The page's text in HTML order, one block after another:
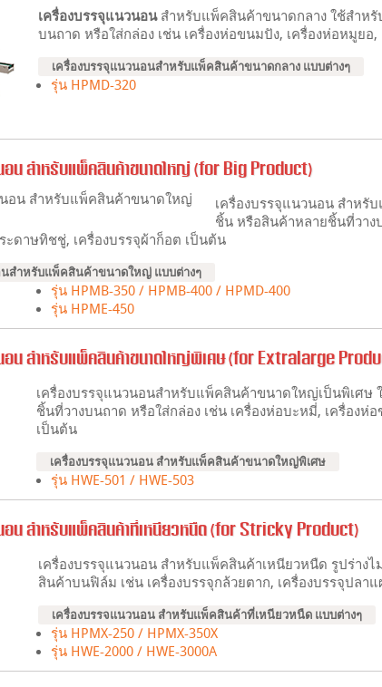
เครื่องบรรจุแนวนอน สำหรับแพ็คสินค้าขนาดกลาง ใช้สำห
บนถาด หรือใส่กล่อง เช่น เครื่องห่อขนมปัง, เครื่องห่อหมูยอ
เครื่องบรรจุแนวนอนสำหรับแพ็คสินค้าขนาดกลาง แบบต่างๆ
รุ่น HPMD-320
อน สำหรับแพ็คสินค้าขนาดใหญ่ (for Big Product)
เครื่องบรรจุแนวนอน สำหรั
ชิ้น หรือสินค้าหลายชิ้นที่วาง
ะดาษทิชชู่, เครื่องบรรจุผ้าก็อต เป็นต้น
นสำหรับแพ็คสินค้าขนาดใหญ่ แบบต่างๆ
รุ่น HPMB-350 / HPMB-400 / HPMD-400
รุ่น HPME-450
อน สำหรับแพ็คสินค้าขนาดใหญ่พิเศษ (for Extralarge
เครื่องบรรจุแนวนอนสำหรับแพ็คสินค้าขนาดใหญ่เป็นพิเศษ
ชิ้นที่วางบนถาด หรือใส่กล่อง เช่น เครื่องห่อบะหมี่, เครื่องห่
เป็นต้น
เครื่องบรรจุแนวนอน สำหรับแพ็คสินค้าขนาดใหญ่พิเศษ
รุ่น HWE-501 / HWE-503
อน สำหรับแพ็คสินค้าที่เหนียวหนืด (for Stricky Product)
เครื่องบรรจุแนวนอน สำหรับแพ็คสินค้าเหนียวหนืด รูปร่าง
สินค้าบนฟิล์ม เช่น เครื่องบรรจุกล้วยตาก, เครื่องบรรจุปลา
เครื่องบรรจแนวนอน สำหรับแพ็คสินค้าที่เหนียวหนืด แบบต่างๆ
รุ่น HPMX-250 / HPMX-350X
รุ่น HWE-2000 / HWE-3000A